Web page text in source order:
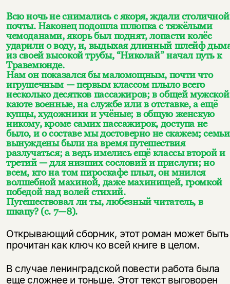
Всю ночь не снимались с якоря, ждали столичной
почты. Наконец подошла шлюпка с тяжёлыми
чемоданами, якорь был поднят, лопасти колёс
ударили о воду, и, выдыхая длинный шлейф
из своей высокой трубы, “Николай” начал путь к
Травемюнде.
Нам он показался бы маломощным, почти что
игрушечным — первым классом плыло всего
несколько десятков пассажиров; в общей мужской
каюте военные, на службе или в отставке, а ещё
купцы, художники и учёные; в общую женскую
никому, кроме самих пассажирок, доступа не
было, и о составе мы достоверно не скажем; семьи
вынуждены были на время путешествия
разлучаться; а ведь имелись ещё классы второй и
третий — для низших сословий и прислуги; но
всем, кто на том пироскафе плыл, он мнился
волшебной махиной, даже махинищей, громкой
победой над волей стихий.
Путешествовал ли ты, любезный читатель, в
шкапу? (с. 7—8).
Открывающий сборник, этот роман может быть
прочитан как ключ ко всей книге в целом.
В случае ленинградской повести работа была
еще сложнее и тоньше. Этот текст выговорен